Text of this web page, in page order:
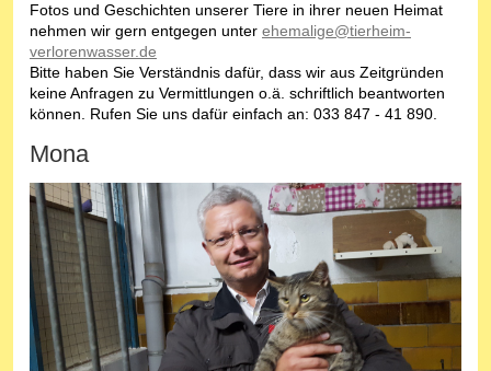
Fotos und Geschichten unserer Tiere in ihrer neuen Heimat
nehmen wir gern entgegen unter ehemalige@tierheim-
verlorenwasser.de
Bitte haben Sie Verständnis dafür, dass wir aus Zeitgründen
keine Anfragen zu Vermittlungen o.ä. schriftlich beantworten
können. Rufen Sie uns dafür einfach an: 033 847 - 41 890.
Mona